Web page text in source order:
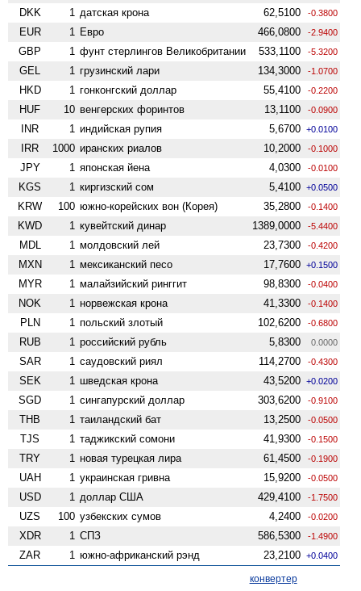
DKK 1 датская крона 62,5100 -0.3800
EUR 1 Евро 466,0800 -2.9400
GBP 1 фунт стерлингов Велико­британии 533,1100 -5.3200
GEL 1 грузинский лари 134,3000 -1.0700
HKD 1 гонконгский доллар 55,4100 -0.2200
HUF 10 венгерских форинтов 13,1100 -0.0900
INR 1 индийская рупия 5,6700 +0.0100
IRR 1000 иранских риалов 10,2000 -0.1000
JPY 1 японская йена 4,0300 -0.0100
KGS 1 киргизский сом 5,4100 +0.0500
KRW 100 южно-корейских вон (Корея) 35,2800 -0.1400
KWD 1 кувейтский динар 1389,0000 -5.4400
MDL 1 молдовский лей 23,7300 -0.4200
MXN 1 мексиканский песо 17,7600 +0.1500
MYR 1 малайзийский ринггит 98,8300 -0.0400
NOK 1 норвежская крона 41,3300 -0.1400
PLN 1 польский злотый 102,6200 -0.6800
RUB 1 российский рубль 5,8300 0.0000
SAR 1 саудовский риял 114,2700 -0.4300
SEK 1 шведская крона 43,5200 +0.0200
SGD 1 сингапурский доллар 303,6200 -0.9100
THB 1 таиландский бат 13,2500 -0.0500
TJS 1 таджикский сомони 41,9300 -0.1500
TRY 1 новая турецкая лира 61,4500 -0.1900
UAH 1 украинская гривна 15,9200 -0.0500
USD 1 доллар США 429,4100 -1.7500
UZS 100 узбекских сумов 4,2400 -0.0200
XDR 1 СПЗ 586,5300 -1.4900
ZAR 1 южно-африканский рэнд 23,2100 +0.0400
конвертер